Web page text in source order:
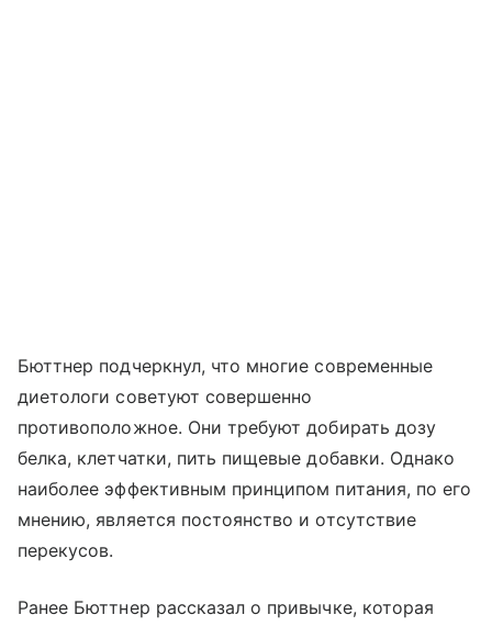
Бюттнер подчеркнул, что многие современные
диетологи советуют совершенно
противоположное. Они требуют добирать дозу
белка, клетчатки, пить пищевые добавки. Однако
наиболее эффективным принципом питания, по его
мнению, является постоянство и отсутствие
перекусов.
Ранее Бюттнер рассказал о привычке, которая